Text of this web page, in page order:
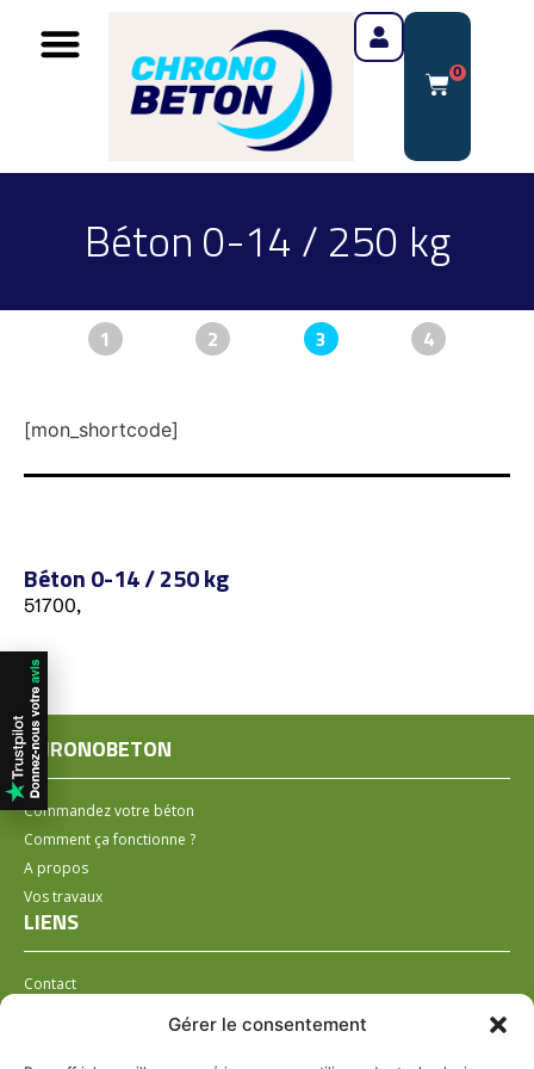
Gérer le consentement
0
Béton 0-14 / 250 kg
1 2 3 4
[mon_shortcode]
Béton 0-14 / 250 kg
51700,
CHRONOBETON
Commandez votre béton
Comment ça fonctionne ?
A propos
Vos travaux
LIENS
Contact